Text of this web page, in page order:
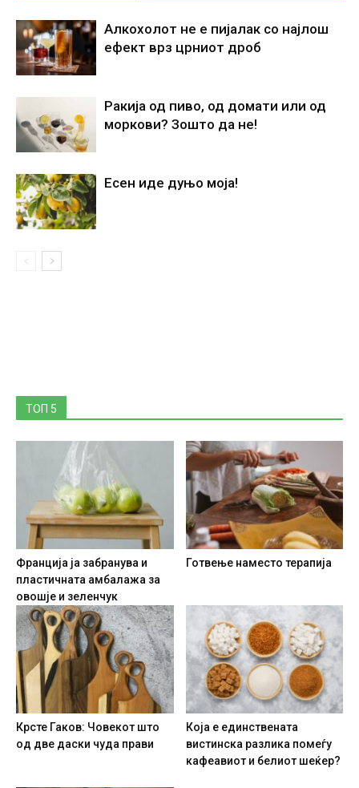
Алкохолот не е пијалак со најлош
ефект врз црниот дроб
Ракија од пиво, од домати или од
моркови? Зошто да не!
Есен иде дуњо моја!
ТОП 5
Франција ја забранува и
пластичната амбалажа за
овошје и зеленчук
Готвење наместо терапија
Крсте Гаков: Човекот што
од две даски чуда прави
Која е единствената
вистинска разлика помеѓу
кафеавиот и белиот шеќер?